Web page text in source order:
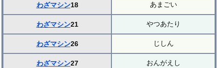
わざマシン18 あまごい
わざマシン21 やつあたり
わざマシン26 じしん
わざマシン27 おんがえし